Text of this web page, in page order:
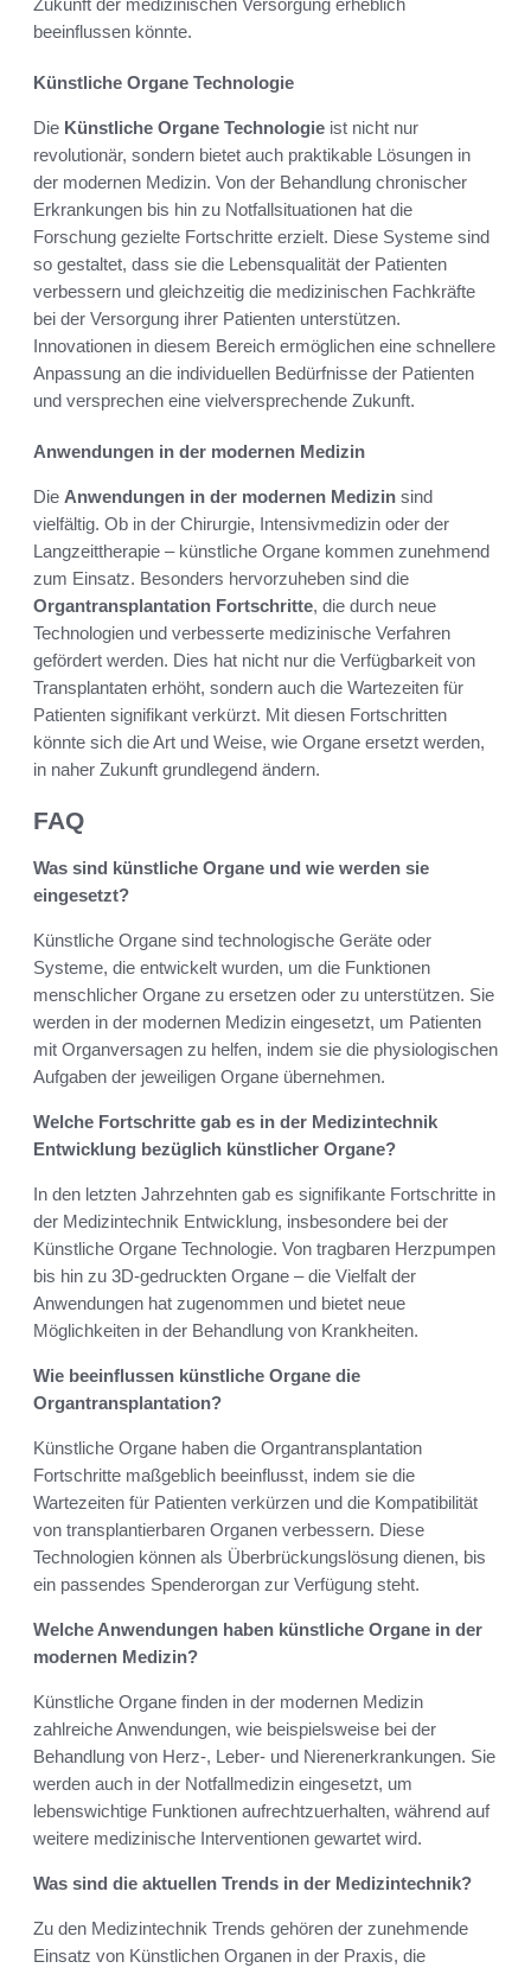
beeinflussen könnte.
Künstliche Organe Technologie
Die Künstliche Organe Technologie ist nicht nur
revolutionär, sondern bietet auch praktikable Lösungen in
der modernen Medizin. Von der Behandlung chronischer
Erkrankungen bis hin zu Notfallsituationen hat die
Forschung gezielte Fortschritte erzielt. Diese Systeme sind
so gestaltet, dass sie die Lebensqualität der Patienten
verbessern und gleichzeitig die medizinischen Fachkräfte
bei der Versorgung ihrer Patienten unterstützen.
Innovationen in diesem Bereich ermöglichen eine schnellere
Anpassung an die individuellen Bedürfnisse der Patienten
und versprechen eine vielversprechende Zukunft.
Anwendungen in der modernen Medizin
Die Anwendungen in der modernen Medizin sind
vielfältig. Ob in der Chirurgie, Intensivmedizin oder der
Langzeittherapie – künstliche Organe kommen zunehmend
zum Einsatz. Besonders hervorzuheben sind die
Organtransplantation Fortschritte, die durch neue
Technologien und verbesserte medizinische Verfahren
gefördert werden. Dies hat nicht nur die Verfügbarkeit von
Transplantaten erhöht, sondern auch die Wartezeiten für
Patienten signifikant verkürzt. Mit diesen Fortschritten
könnte sich die Art und Weise, wie Organe ersetzt werden,
in naher Zukunft grundlegend ändern.
FAQ
Was sind künstliche Organe und wie werden sie
eingesetzt?
Künstliche Organe sind technologische Geräte oder
Systeme, die entwickelt wurden, um die Funktionen
menschlicher Organe zu ersetzen oder zu unterstützen. Sie
werden in der modernen Medizin eingesetzt, um Patienten
mit Organversagen zu helfen, indem sie die physiologischen
Aufgaben der jeweiligen Organe übernehmen.
Welche Fortschritte gab es in der Medizintechnik
Entwicklung bezüglich künstlicher Organe?
In den letzten Jahrzehnten gab es signifikante Fortschritte in
der Medizintechnik Entwicklung, insbesondere bei der
Künstliche Organe Technologie. Von tragbaren Herzpumpen
bis hin zu 3D-gedruckten Organe – die Vielfalt der
Anwendungen hat zugenommen und bietet neue
Möglichkeiten in der Behandlung von Krankheiten.
Wie beeinflussen künstliche Organe die
Organtransplantation?
Künstliche Organe haben die Organtransplantation
Fortschritte maßgeblich beeinflusst, indem sie die
Wartezeiten für Patienten verkürzen und die Kompatibilität
von transplantierbaren Organen verbessern. Diese
Technologien können als Überbrückungslösung dienen, bis
ein passendes Spenderorgan zur Verfügung steht.
Welche Anwendungen haben künstliche Organe in der
modernen Medizin?
Künstliche Organe finden in der modernen Medizin
zahlreiche Anwendungen, wie beispielsweise bei der
Behandlung von Herz-, Leber- und Nierenerkrankungen. Sie
werden auch in der Notfallmedizin eingesetzt, um
lebenswichtige Funktionen aufrechtzuerhalten, während auf
weitere medizinische Interventionen gewartet wird.
Was sind die aktuellen Trends in der Medizintechnik?
Zu den Medizintechnik Trends gehören der zunehmende
Einsatz von Künstlichen Organen in der Praxis, die